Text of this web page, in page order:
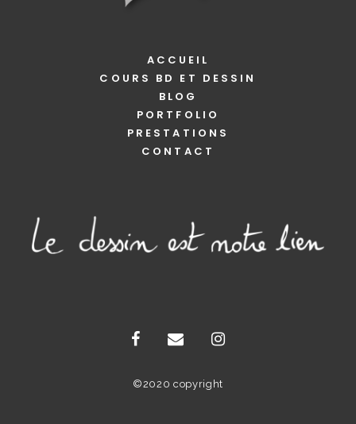
ACCUEIL
COURS BD ET DESSIN
BLOG
PORTFOLIO
PRESTATIONS
CONTACT
©2020 copyright